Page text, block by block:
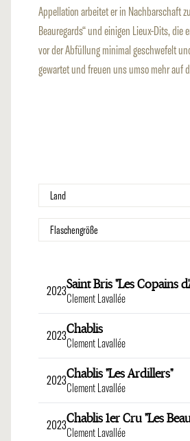
Appellation arbeitet er in Nachbarschaft
Beauregards“ und einigen Lieux-Dits,
vor der Abfüllung minimal geschwefelt
gewartet und freuen uns umso mehr auf
LandFilter
Flaschengröße
2023Saint Bris "Les Copains
Clement Lavallée
2023Chablis
Clement Lavallée
2023Chablis "Les Ardillers"
Clement Lavallée
2023Chablis 1er Cru "Les
Clement Lavallée